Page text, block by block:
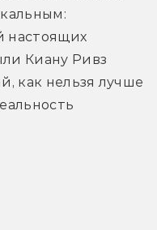
настоящих
Киану Ривз
как нельзя лучше